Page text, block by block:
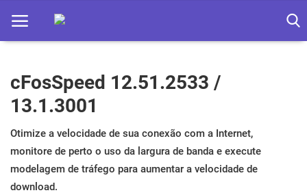
Home
Apps
Ebooks
Games
cFosSpeed 12.51.2533 /
13.1.3001
Otimize a velocidade de sua conexão com a Internet,
monitore de perto o uso da largura de banda e execute
modelagem de tráfego para aumentar a velocidade de
download.